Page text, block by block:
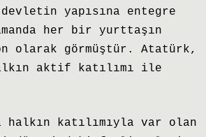
yapısına entegre
her bir yurttaşın
olarak görmüştür. Atatürk,
aktif katılımı ile
katılımıyla var olan